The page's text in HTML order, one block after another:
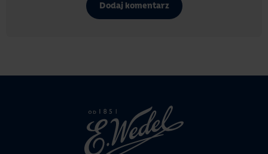
Dodaj komentarz
Strona
głowna
Wedel.pl